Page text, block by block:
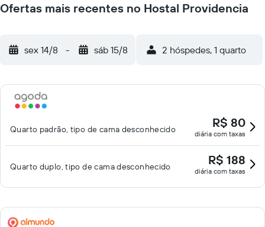
Ofertas mais recentes no Hostal Providencia
sex 14/8 - sáb 15/8 2 hóspedes, 1 quarto
Quarto padrão, tipo de cama desconhecido R$ 80
diária com taxas
Quarto duplo, tipo de cama desconhecido R$ 188
diária com taxas